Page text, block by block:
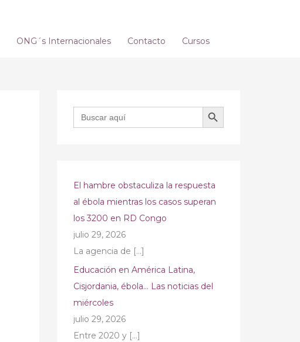
ONG´s Internacionales Contacto Cursos
Buscar: BOTÓN DE BÚSQUEDA
El hambre obstaculiza la respuesta
al ébola mientras los casos superan
los 3200 en RD Congo
julio 29, 2026
La agencia de […]
Educación en América Latina,
Cisjordania, ébola… Las noticias del
miércoles
julio 29, 2026
Entre 2020 y […]